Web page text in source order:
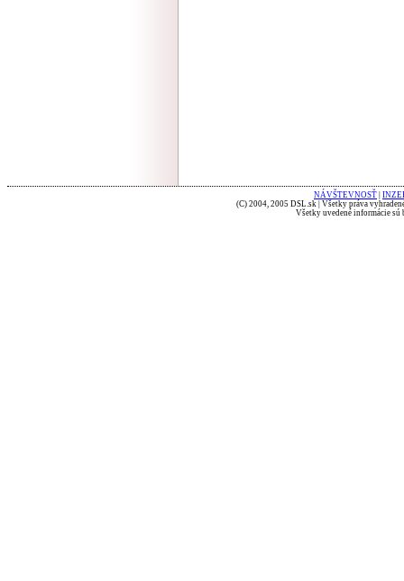
NÁVŠTEVNOSŤ
(C) 2004, 2005 DSL.sk | Všetky práva
Všetky uvedené informácie sú